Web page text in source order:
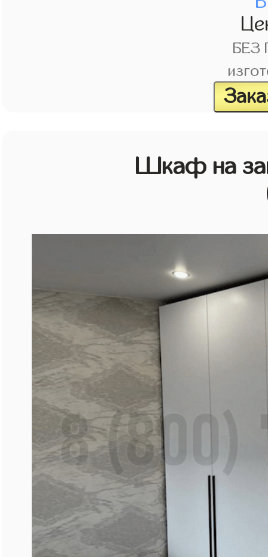
БЕЗ
Шкаф на